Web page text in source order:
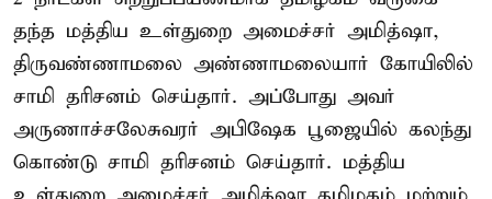
தந்த மத்திய உள்துறை அமைச்சர் அமித்ஷா,
திருவண்ணாமலை அண்ணாமலையார் கோயிலில்
சாமி தரிசனம் செய்தார். அப்போது அவர்
அருணாச்சலேசுவரர் அபிஷேக பூஜையில் கலந்து
கொண்டு சாமி தரிசனம் செய்தார். மத்திய